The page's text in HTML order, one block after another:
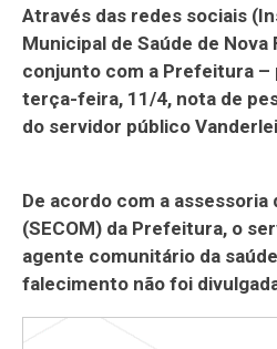
Através das redes sociais
Municipal de Saúde de Nova
conjunto com a Prefeitura –
terça-feira, 11/4, nota de
do servidor público
De acordo com a assessoria
(SECOM) da Prefeitura, o
agente comunitário da
falecimento não foi